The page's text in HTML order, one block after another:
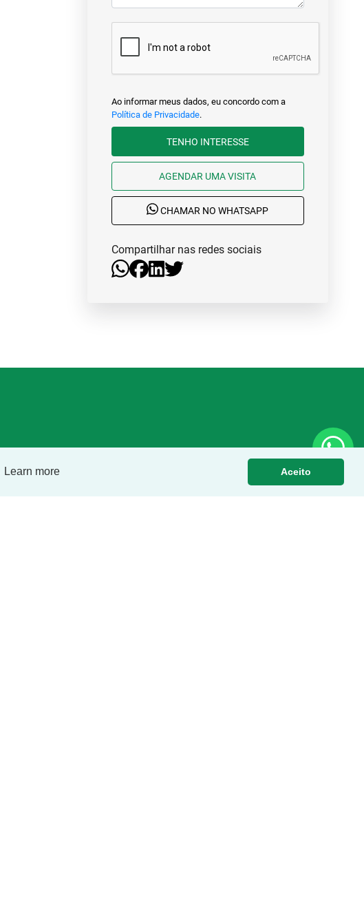
Learn more Aceito
Ao informar meus dados, eu concordo com a
Política de Privacidade.
TENHO INTERESSE
AGENDAR UMA VISITA
CHAMAR NO WHATSAPP
Compartilhar nas redes sociais